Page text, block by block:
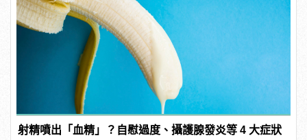
射精噴出「血精」？自慰過度、攝護腺發炎等 4 大症狀